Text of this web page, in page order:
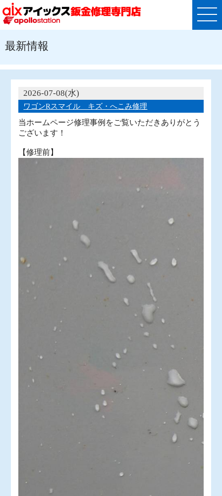
最新情報
2026-07-08(水)
ワゴンRスマイル キズ・へこみ修理
当ホームページ修理事例をご覧いただきありがとう
ございます！
【修理前】